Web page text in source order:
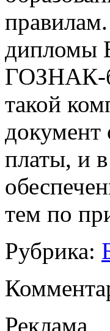
дипломы
ГОЗНАК-
такой
документ
платы, и
тем по
Рубрика:
Реклама